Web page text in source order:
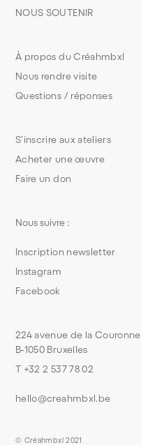
S’inscrire aux ateliers
Acheter une œuvre
Faire un don
À propos du Créahmbxl
Nous rendre visite
Questions / réponses
NOUS SOUTENIR
224 avenue de la Couronne
B-1050 Bruxelles
T +32 2 537 78 02
hello@creahmbxl.be
Nous suivre :
Inscription newsletter
Instagram
Facebook
© Créahmbxl 2021